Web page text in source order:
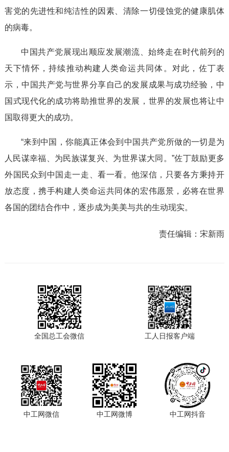
害党的先进性和纯洁性的因素、清除一切侵蚀党的健康肌体
的病毒。
中国共产党展现出顺应发展潮流、始终走在时代前列的
天下情怀，持续推动构建人类命运共同体。对此，佐丁表
示，中国共产党与世界分享自己的发展成果与成功经验，中
国式现代化的成功将助推世界的发展，世界的发展也将让中
国取得更大的成功。
“来到中国，你能真正体会到中国共产党所做的一切是为
人民谋幸福、为民族谋复兴、为世界谋大同。”佐丁鼓励更多
外国民众到中国走一走、看一看。他深信，只要各方秉持开
放态度，携手构建人类命运共同体的宏伟愿景，必将在世界
各国的团结合作中，逐步成为美美与共的生动现实。
责任编辑：宋新雨
全国总工会微信 工人日报客户端
中工网微信 中工网微博 中工网抖音